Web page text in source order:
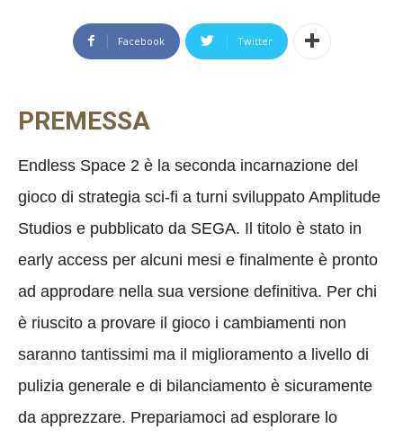
Facebook Twitter
PREMESSA
Endless Space 2 è la seconda incarnazione del
gioco di strategia sci-fi a turni sviluppato Amplitude
Studios e pubblicato da SEGA. Il titolo è stato in
early access per alcuni mesi e finalmente è pronto
ad approdare nella sua versione definitiva. Per chi
è riuscito a provare il gioco i cambiamenti non
saranno tantissimi ma il miglioramento a livello di
pulizia generale e di bilanciamento è sicuramente
da apprezzare. Prepariamoci ad esplorare lo